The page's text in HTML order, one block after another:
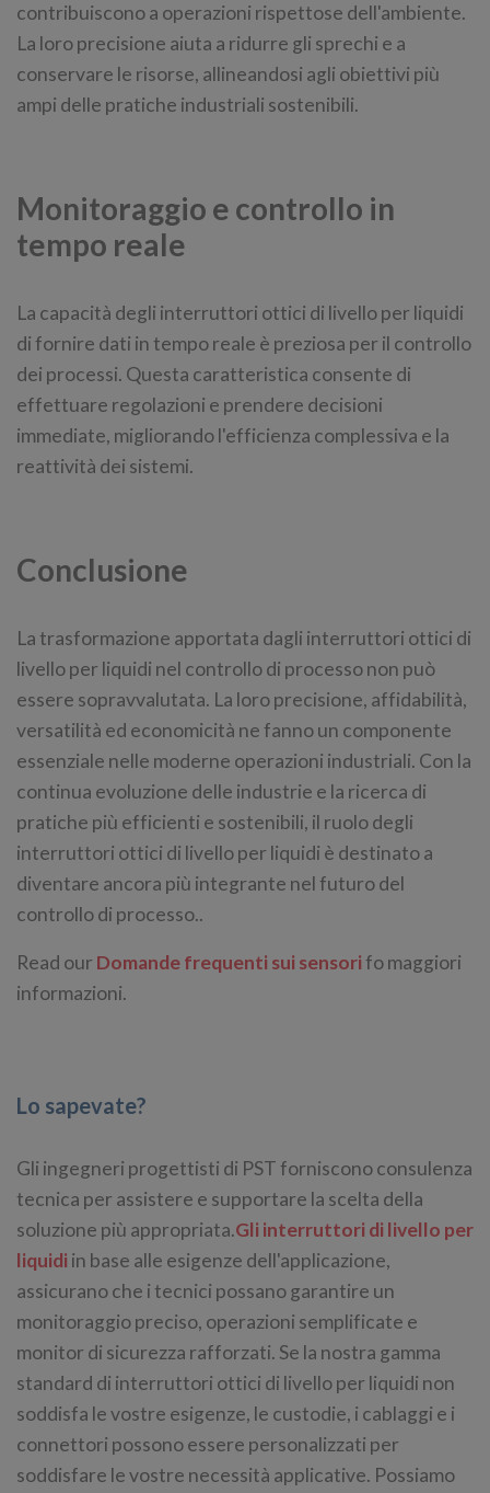
contribuiscono a operazioni rispettose dell'ambiente.
La loro precisione aiuta a ridurre gli sprechi e a
conservare le risorse, allineandosi agli obiettivi più
ampi delle pratiche industriali sostenibili.
Monitoraggio e controllo in
tempo reale
La capacità degli interruttori ottici di livello per liquidi
di fornire dati in tempo reale è preziosa per il controllo
dei processi. Questa caratteristica consente di
effettuare regolazioni e prendere decisioni
immediate, migliorando l'efficienza complessiva e la
reattività dei sistemi.
Conclusione
La trasformazione apportata dagli interruttori ottici di
livello per liquidi nel controllo di processo non può
essere sopravvalutata. La loro precisione, affidabilità,
versatilità ed economicità ne fanno un componente
essenziale nelle moderne operazioni industriali. Con la
continua evoluzione delle industrie e la ricerca di
pratiche più efficienti e sostenibili, il ruolo degli
interruttori ottici di livello per liquidi è destinato a
diventare ancora più integrante nel futuro del
controllo di processo..
Read our Domande frequenti sui sensorifo maggiori
informazioni.
Lo sapevate?
Gli ingegneri progettisti di PST forniscono consulenza
tecnica per assistere e supportare la scelta della
soluzione più appropriata.Gli interruttori di livello per
liquidi in base alle esigenze dell'applicazione,
assicurano che i tecnici possano garantire un
monitoraggio preciso, operazioni semplificate e
monitor di sicurezza rafforzati. Se la nostra gamma
standard di interruttori ottici di livello per liquidi non
soddisfa le vostre esigenze, le custodie, i cablaggi e i
connettori possono essere personalizzati per
soddisfare le vostre necessità applicative. Possiamo